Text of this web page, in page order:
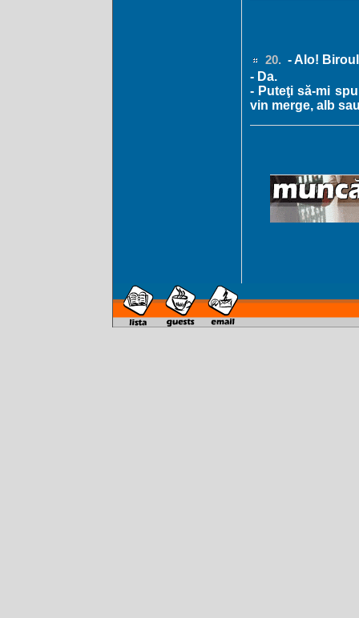
20. - Alo!
- Da.
- Puteţi să-mi
vin merge, alb